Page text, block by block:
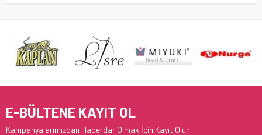
E-BÜLTENE KAYIT OL
Kampanyalarımızdan Haberdar Olmak İçin Kayıt Olun